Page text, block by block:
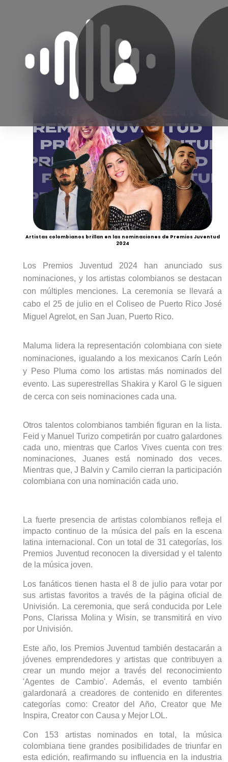
Artistas colombianos brillan en las nominaciones de Premios Juventud
2024
Los Premios Juventud 2024 han anunciado sus
nominaciones, y los artistas colombianos se destacan
con múltiples menciones. La ceremonia se llevará a
cabo el 25 de julio en el Coliseo de Puerto Rico José
MiguelAgrelot, en San Juan, Puerto Rico.
Maluma lidera la representación colombiana con siete
nominaciones, igualando a los mexicanos Carín León
y Peso Pluma como los artistas más nominados del
evento. Las superestrellas Shakira y Karol G le siguen
de cerca con seis nominaciones cada una.
Otros talentos colombianos también figuran en la lista.
Feid y ManuelTurizo competirán por cuatro galardones
cada uno, mientras que Carlos Vives cuenta con tres
nominaciones, Juanes está nominado dos veces.
Mientras que, J Balvin y Camilo cierran la participación
colombiana con una nominación cada uno.
La fuerte presencia de artistas colombianos refleja el
impacto continuo de la música del país en la escena
latina internacional. Con un total de 31 categorías, los
Premios Juventud reconocen la diversidad y el talento
de la música joven.
Los fanáticos tienen hasta el 8 de julio para votar por
sus artistas favoritos a través de la página oficial de
Univisión. La ceremonia, que será conducida por Lele
Pons, Clarissa Molina y Wisin, se transmitirá en vivo
por Univisión.
Este año, los Premios Juventud también destacarán a
jóvenes emprendedores y artistas que contribuyen a
crear un mundo mejor a través del reconocimiento
'Agentes de Cambio'. Además, el evento también
galardonará a creadores de contenido en diferentes
categorías como: Creator del Año, Creatorque Me
Inspira, Creator con Causa y Mejor LOL.
Con 153 artistas nominados en total, la música
colombiana tiene grandes posibilidades de triunfar en
esta edición, reafirmando su influencia en la industria